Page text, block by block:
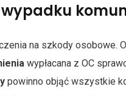
wypadku
na szkody osobowe.
wypłacana z OC
powinno objąć wszystkie